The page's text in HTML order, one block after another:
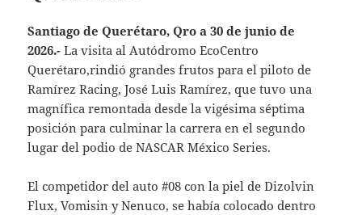
Santiago de Querétaro, Qro a 30 de junio de
2026.- La visita al Autódromo EcoCentro
Querétaro,rindió grandes frutos para el piloto de
Ramírez Racing, José Luis Ramírez, que tuvo una
magnífica remontada desde la vigésima séptima
posición para culminar la carrera en el segundo
lugar del podio de NASCAR México Series.
El competidor del auto #08 con la piel de Dizolvin
Flux, Vomisin y Nenuco, se había colocado dentro